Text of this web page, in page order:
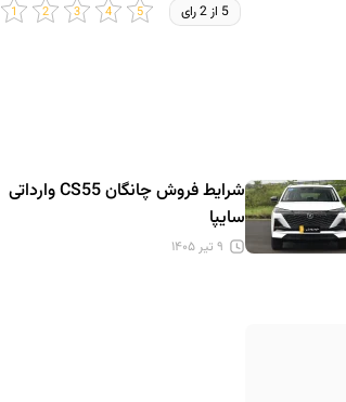
5 از 2 رای
شرایط فروش چانگان CS55 وارداتی
سایپا
۹ تیر ۱۴۰۵